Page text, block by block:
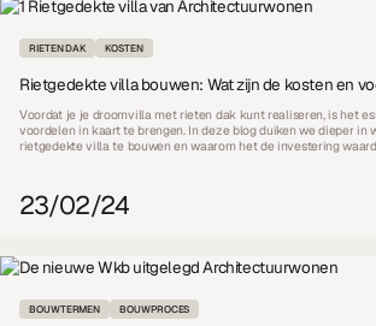
RIETEN DAK KOSTEN
Rietgedekte villa bouwen: Wat zijn de kosten en
Voordat je je droomvilla met rieten dak kunt realiseren, is het
voordelen in kaart te brengen. In deze blog duiken we dieper in
rietgedekte villa te bouwen en waarom het de investering
23/02/24
BOUWTERMEN BOUWPROCES